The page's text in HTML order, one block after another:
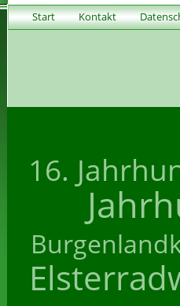
Start Kontakt
16.